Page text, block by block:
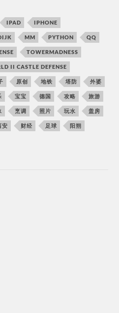
IPAD IPHONE
MM PYTHON QQ
TOWERMADNESS
II CASTLE DEFENSE
原创 地铁 塔防 外婆
宝宝 德国 攻略 旅游
烹调 照片 玩水 盖房
安 财经 足球 阳朔